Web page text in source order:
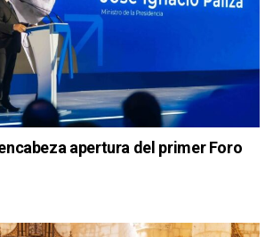
apertura del primer Foro